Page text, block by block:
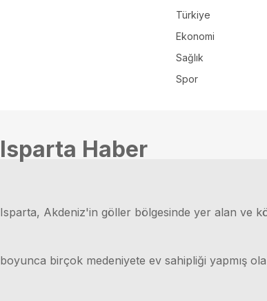
Türkiye
Ekonomi
Sağlık
Spor
Isparta Haber
Isparta, Akdeniz'in göller bölgesinde yer alan ve
boyunca birçok medeniyete ev sahipliği yapmış